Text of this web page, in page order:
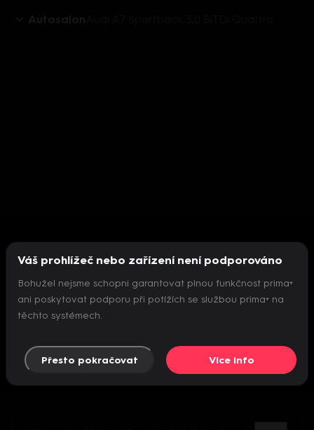
Autosalon
Nepodařilo se inicializovat přehrávač
Váš prohlížeč nebo zařízení není podporováno
Bohužel nejsme schopni garantovat plnou funkčnost prima+
ani poskytovat podporu při potížích se službou prima+ na
těchto systémech.
Přesto pokračovat Více info